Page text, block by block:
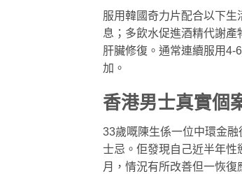
服用韓國奇力片配合以下
息；多飲水促進酒精代謝
肝臟修復。通常連續服用4-
加。
香港男士真實個
33歲嘅陳生係一位中環金
士忌。佢發現自己近半年性
月，情況有所改善但一恢